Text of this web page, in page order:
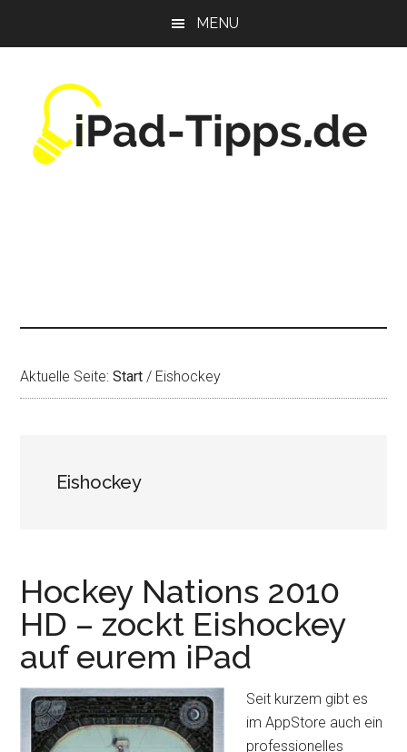
MENU
Aktuelle Seite:Start / Eishockey
Eishockey
Hockey Nations 2010
HD – zockt Eishockey
auf eurem iPad
Seit kurzem gibt es
im AppStore auch ein
professionelles